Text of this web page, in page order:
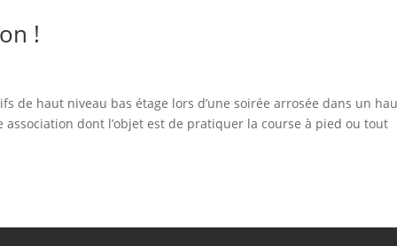
!
de haut niveau bas étage lors d’une soirée arrosée dans un
association dont l’objet est de pratiquer la course à pied ou tout